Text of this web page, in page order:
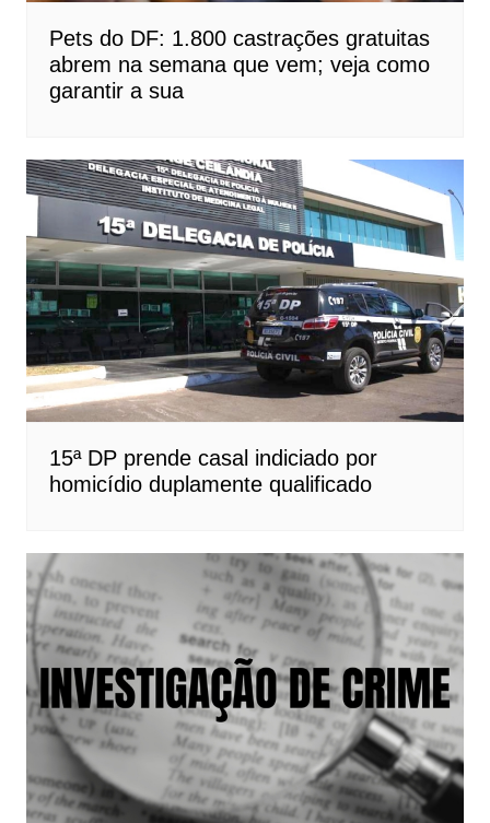
Pets do DF: 1.800 castrações gratuitas
abrem na semana que vem; veja como
garantir a sua
15ª DP prende casal indiciado por
homicídio duplamente qualificado